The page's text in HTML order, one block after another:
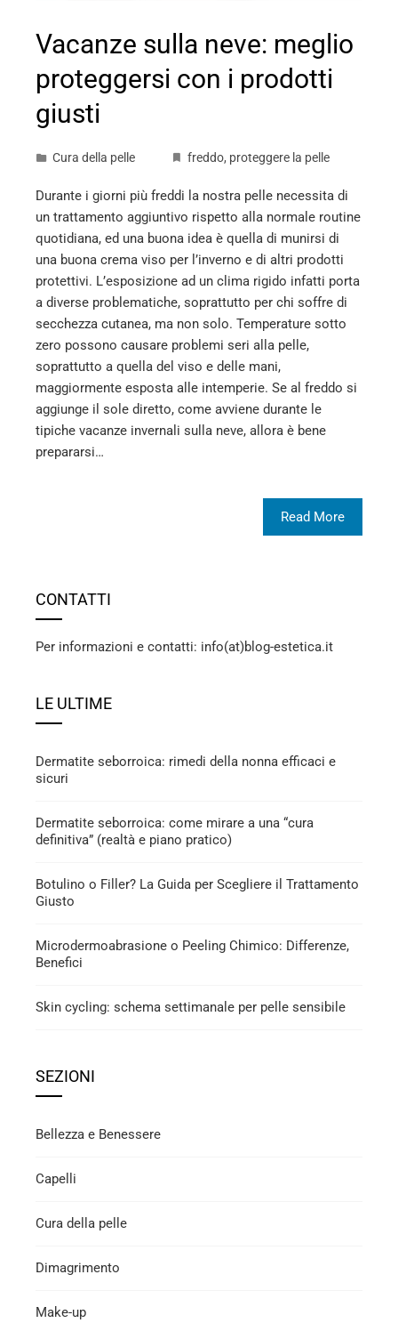
Vacanze sulla neve: meglio
proteggersi con i prodotti
giusti
Cura della pelle freddo, proteggere la pelle
Durante i giorni più freddi la nostra pelle necessita di
un trattamento aggiuntivo rispetto alla normale routine
quotidiana, ed una buona idea è quella di munirsi di
una buona crema viso per l’inverno e di altri prodotti
protettivi. L’esposizione ad un clima rigido infatti porta
a diverse problematiche, soprattutto per chi soffre di
secchezza cutanea, ma non solo. Temperature sotto
zero possono causare problemi seri alla pelle,
soprattutto a quella del viso e delle mani,
maggiormente esposta alle intemperie. Se al freddo si
aggiunge il sole diretto, come avviene durante le
tipiche vacanze invernali sulla neve, allora è bene
prepararsi…
Read More
CONTATTI
Per informazioni e contatti: info(at)blog-estetica.it
LE ULTIME
Dermatite seborroica: rimedi della nonna efficaci e
sicuri
Dermatite seborroica: come mirare a una “cura
definitiva” (realtà e piano pratico)
Botulino o Filler? La Guida per Scegliere il Trattamento
Giusto
Microdermoabrasione o Peeling Chimico: Differenze,
Benefici
Skin cycling: schema settimanale per pelle sensibile
SEZIONI
Bellezza e Benessere
Capelli
Cura della pelle
Dimagrimento
Make-up